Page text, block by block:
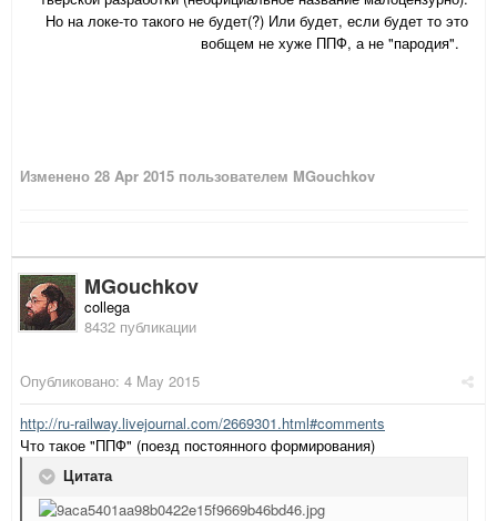
Но на локе-то такого не будет(?) Или будет, если будет то это
вобщем не хуже ППФ, а не "пародия".
Изменено 28 Apr 2015 пользователем MGouchkov
MGouchkov
collega
8432 публикации
Опубликовано: 4 May 2015
http://ru-railway.livejournal.com/2669301.html#comments
Что такое "ППФ" (поезд постоянного формирования)
Цитата